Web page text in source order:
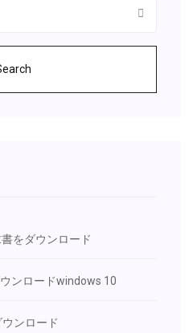
をダウンロード
ンロードwindows 10
ンロード